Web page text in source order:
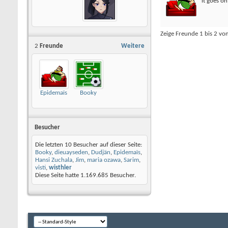
Weitere
2 Freunde
Epidemaïs Booky
Besucher
Die letzten 10 Besucher auf dieser Seite:
Booky, dieuayseden, Dudjän, Epidemaïs,
Hansi Zuchala, Jim, maria ozawa, Sarim,
visti, wisthler
Diese Seite hatte 1.169.685 Besucher.
Zeige Freunde 1 bis 2